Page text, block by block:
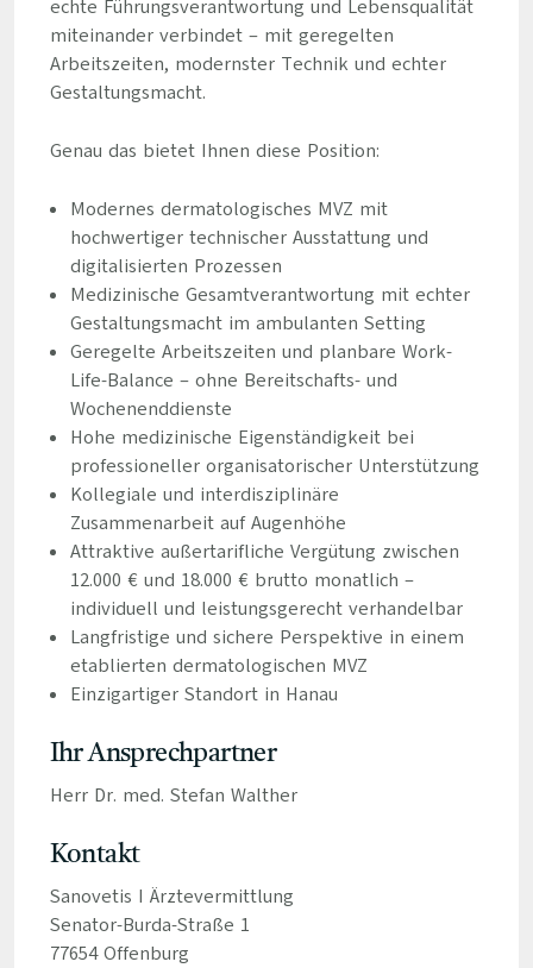
echte Führungsverantwortung und Lebensqualität
miteinander verbindet – mit geregelten
Arbeitszeiten, modernster Technik und echter
Gestaltungsmacht.
Genau das bietet Ihnen diese Position:
Modernes dermatologisches MVZ mit
hochwertiger technischer Ausstattung und
digitalisierten Prozessen
Medizinische Gesamtverantwortung mit echter
Gestaltungsmacht im ambulanten Setting
Geregelte Arbeitszeiten und planbare Work-
Life-Balance – ohne Bereitschafts- und
Wochenenddienste
Hohe medizinische Eigenständigkeit bei
professioneller organisatorischer Unterstützung
Kollegiale und interdisziplinäre
Zusammenarbeit auf Augenhöhe
Attraktive außertarifliche Vergütung zwischen
12.000 € und 18.000 € brutto monatlich –
individuell und leistungsgerecht verhandelbar
Langfristige und sichere Perspektive in einem
etablierten dermatologischen MVZ
Einzigartiger Standort in Hanau
Ihr Ansprechpartner
Herr Dr. med. Stefan Walther
Kontakt
Sanovetis I Ärztevermittlung
Senator-Burda-Straße 1
77654 Offenburg